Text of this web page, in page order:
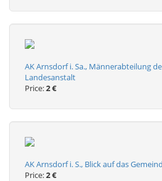
AK Arnsdorf i. Sa., Männerabteilung
Landesanstalt
Price:2 €
AK Arnsdorf i. S., Blick auf das
Price:2 €